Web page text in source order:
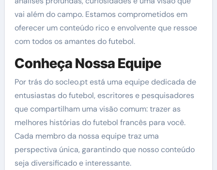
vai além do campo. Estamos comprometidos em
oferecer um conteúdo rico e envolvente que ressoe
com todos os amantes do futebol.
Conheça Nossa Equipe
Por trás do socleo.pt está uma equipe dedicada de
entusiastas do futebol, escritores e pesquisadores
que compartilham uma visão comum: trazer as
melhores histórias do futebol francês para você.
Cada membro da nossa equipe traz uma
perspectiva única, garantindo que nosso conteúdo
seja diversificado e interessante.